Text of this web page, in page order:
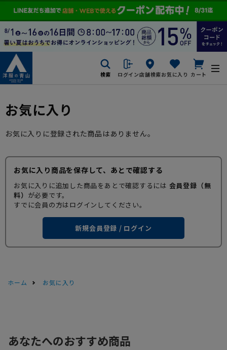
検索 ログイン店舗検索お気に入り カート
お気に入り
お気に入りに登録された商品はありません。
お気に入り商品を保存して、あとで確認する
お気に入りに追加した商品をあとで確認するには 会員登録（無
料） が必要です。
すでに会員の方はログインしてください。
新規会員登録 / ログイン
ホーム お気に入り